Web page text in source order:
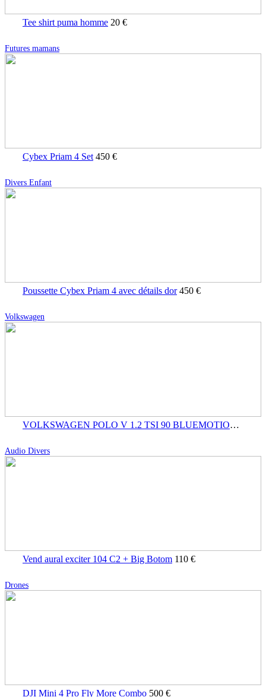
Tee shirt puma homme 20 €
Futures mamans
Cybex Priam 4 Set 450 €
Divers Enfant
Poussette Cybex Priam 4 avec détails dor 450 €
Volkswagen
VOLKSWAGEN POLO V 1.2 TSI 90 BLUEMOTION
Audio Divers
Vend aural exciter 104 C2 + Big Botom 110 €
Drones
DJI Mini 4 Pro Fly More Combo 500 €